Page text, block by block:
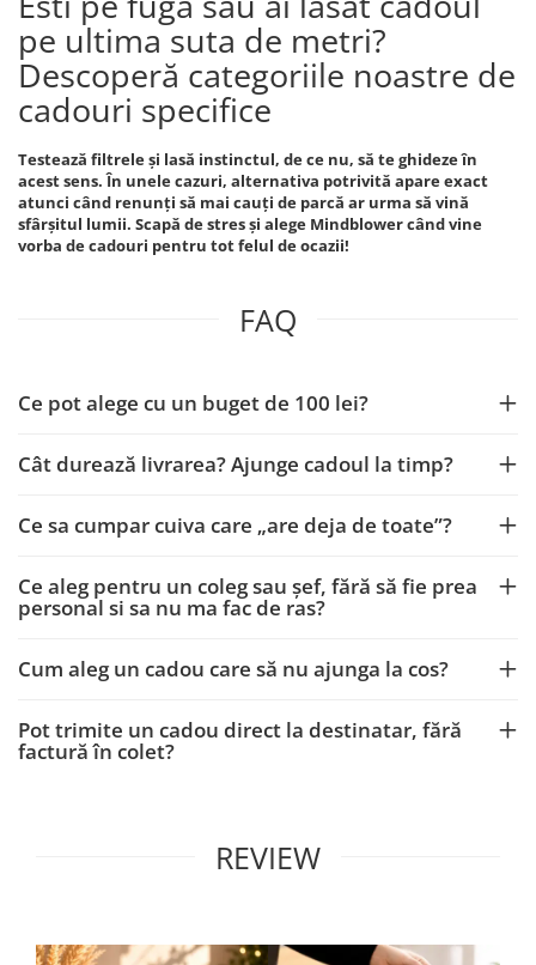
pe ultima suta de metri?
Descoperă categoriile noastre de
cadouri specifice
Testează filtrele și lasă instinctul, de ce nu, să te ghideze în
acest sens. În unele cazuri, alternativa potrivită apare exact
atunci când renunți să mai cauți de parcă ar urma să vină
sfârșitul lumii. Scapă de stres și alege Mindblower când vine
vorba de cadouri pentru tot felul de ocazii!
FAQ
Ce pot alege cu un buget de 100 lei?
Cât durează livrarea? Ajunge cadoul la timp?
Ce sa cumpar cuiva care „are deja de toate”?
Ce aleg pentru un coleg sau șef, fără să fie prea
personal si sa nu ma fac de ras?
Cum aleg un cadou care să nu ajunga la cos?
Pot trimite un cadou direct la destinatar, fără
factură în colet?
REVIEW